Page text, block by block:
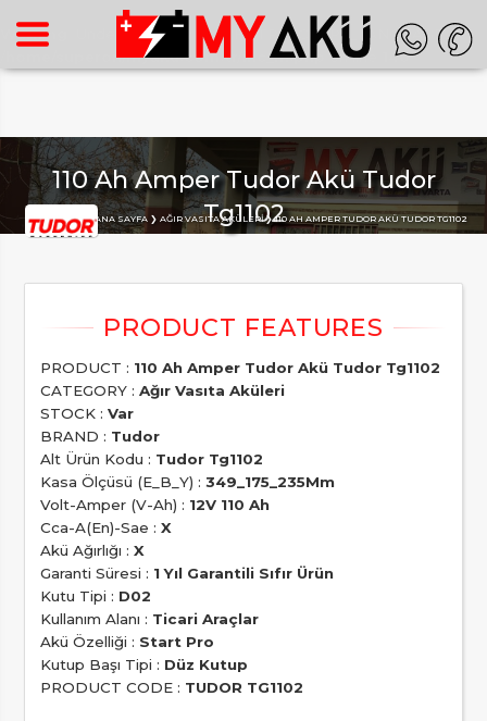
Warning
: Undefined array key "HTTP_ACCEPT_LANGUAGE" in
/home/superon/myaku.com.tr/inc_m.php
on line 140
Buradasınız : 110 AH AMPER TUDOR AKÜ TUDOR TG1102
AĞIR VASITA AKÜLERI
ANA SAYFA
110 Ah Amper Tudor Akü Tudor
Tg1102
PRODUCT : 110 Ah Amper Tudor Akü Tudor Tg1102
CATEGORY : Ağır Vasıta Aküleri
STOCK : Var
BRAND : Tudor
Alt Ürün Kodu : Tudor Tg1102
Kasa Ölçüsü (E_B_Y) : 349_175_235Mm
Volt-Amper (V-Ah) : 12V 110 Ah
Cca-A(En)-Sae : X
Akü Ağırlığı : X
Garanti Süresi : 1 Yıl Garantili Sıfır Ürün
Kutu Tipi : D02
Kullanım Alanı : Ticari Araçlar
Akü Özelliği : Start Pro
Kutup Başı Tipi : Düz Kutup
PRODUCT CODE : TUDOR TG1102